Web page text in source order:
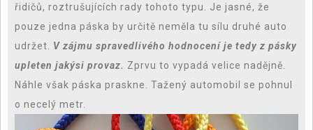
řidičů, roztrušujících rady tohoto typu. Je jasné, že
pouze jedna páska by určitě neměla tu sílu druhé auto
udržet. V zájmu spravedlivého hodnocení je tedy z pásky
upleten jakýsi provaz. Zprvu to vypadá velice nadějně.
Náhle však páska praskne. Tažený automobil se pohnul
o necelý metr.